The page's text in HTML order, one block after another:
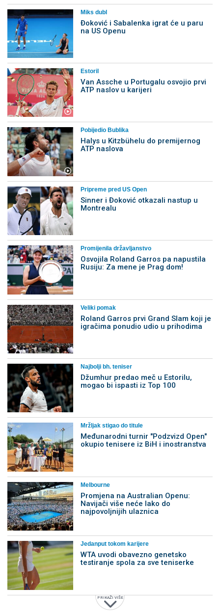
Miks dubl
Đoković i Sabalenka igrat će u paru
na US Openu
Estoril
Van Assche u Portugalu osvojio prvi
ATP naslov u karijeri
Pobijedio Bublika
Halys u Kitzbühelu do premijernog
ATP naslova
Pripreme pred US Open
Sinner i Đoković otkazali nastup u
Montrealu
Promijenila državljanstvo
Osvojila Roland Garros pa napustila
Rusiju: Za mene je Prag dom!
Veliki pomak
Roland Garros prvi Grand Slam koji je
igračima ponudio udio u prihodima
Najbolji bh. teniser
Džumhur predao meč u Estorilu,
mogao bi ispasti iz Top 100
Mržljak stigao do titule
Međunarodni turnir "Podzvizd Open"
okupio tenisere iz BiH i inostranstva
Melbourne
Promjena na Australian Openu:
Navijači više neće lako do
najpovoljnijih ulaznica
Jedanput tokom karijere
WTA uvodi obavezno genetsko
testiranje spola za sve teniserke
PRIKAŽI VIŠE